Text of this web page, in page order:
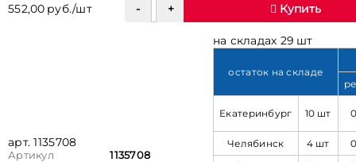
552,00 руб./шт Купить
арт. 1135708
Артикул
1135708
на складах 29 шт
остаток на складе
Екатеринбург 10 шт
Челябинск 4 шт